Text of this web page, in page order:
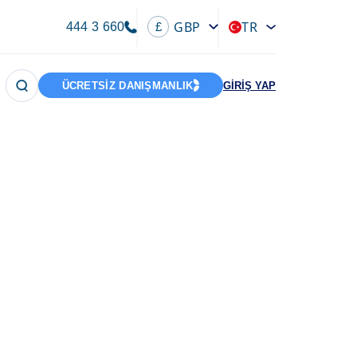
444 3 660 £ GBP TR
ÜCRETSİZ DANIŞMANLIK GİRİŞ YAP